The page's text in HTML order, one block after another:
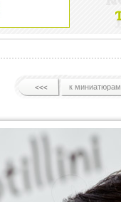
к миниатюрам